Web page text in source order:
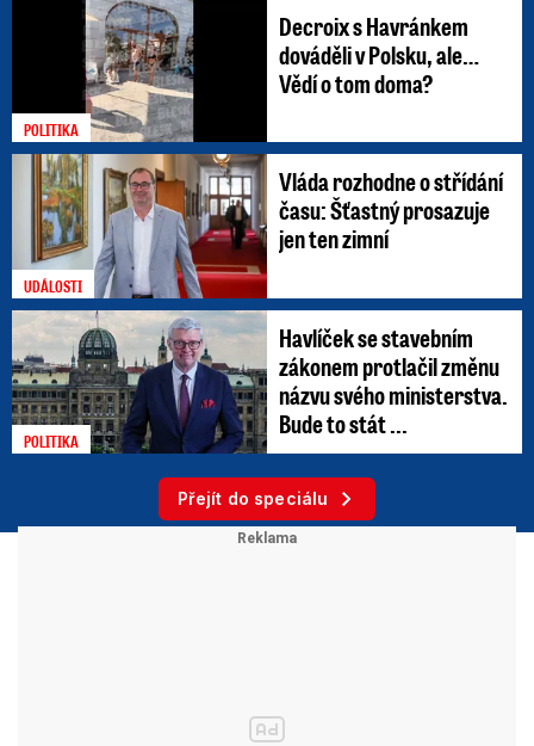
POLITIKA
Decroix s Havránkem
dováděli v Polsku, ale…
Vědí o tom doma?
UDÁLOSTI
Vláda rozhodne o střídání
času: Šťastný prosazuje
jen ten zimní
POLITIKA
Havlíček se stavebním
zákonem protlačil změnu
názvu svého ministerstva.
Bude to stát ...
Přejít do speciálu